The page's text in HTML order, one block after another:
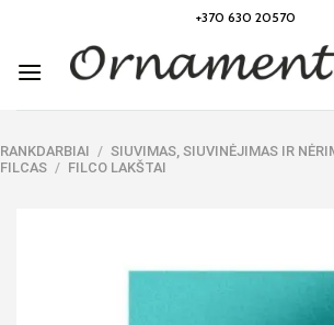
content
+370 630 20570
RANKDARBIAI / SIUVIMAS, SIUVINĖJIMAS IR
FILCAS / FILCO LAKŠTAI